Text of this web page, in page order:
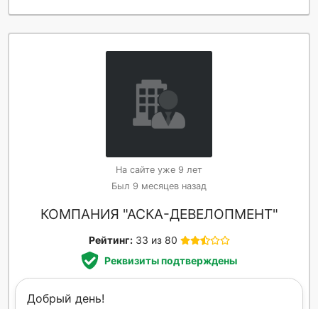
На сайте уже 9 лет
Был 9 месяцев назад
КОМПАНИЯ "АСКА-ДЕВЕЛОПМЕНТ"
Рейтинг: 33 из 80
Реквизиты подтверждены
Добрый день!